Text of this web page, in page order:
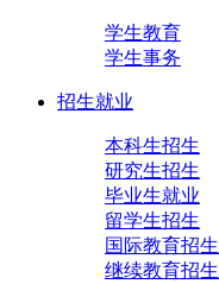
学生教育
学生事务
招生就业
本科生招生
研究生招生
毕业生就业
留学生招生
国际教育招生
继续教育招生